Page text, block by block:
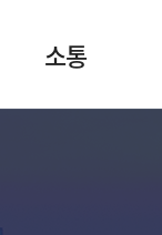
소통